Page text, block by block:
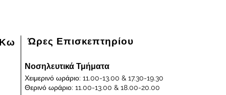
Κω Ώρες Επισκεπτηρίου
Νοσηλευτικά Τμήματα
Χειμερινό ωράριο: 11.00-13.00 & 17.30-19.30
Θερινό ωράριο: 11.00-13.00 & 18.00-20.00